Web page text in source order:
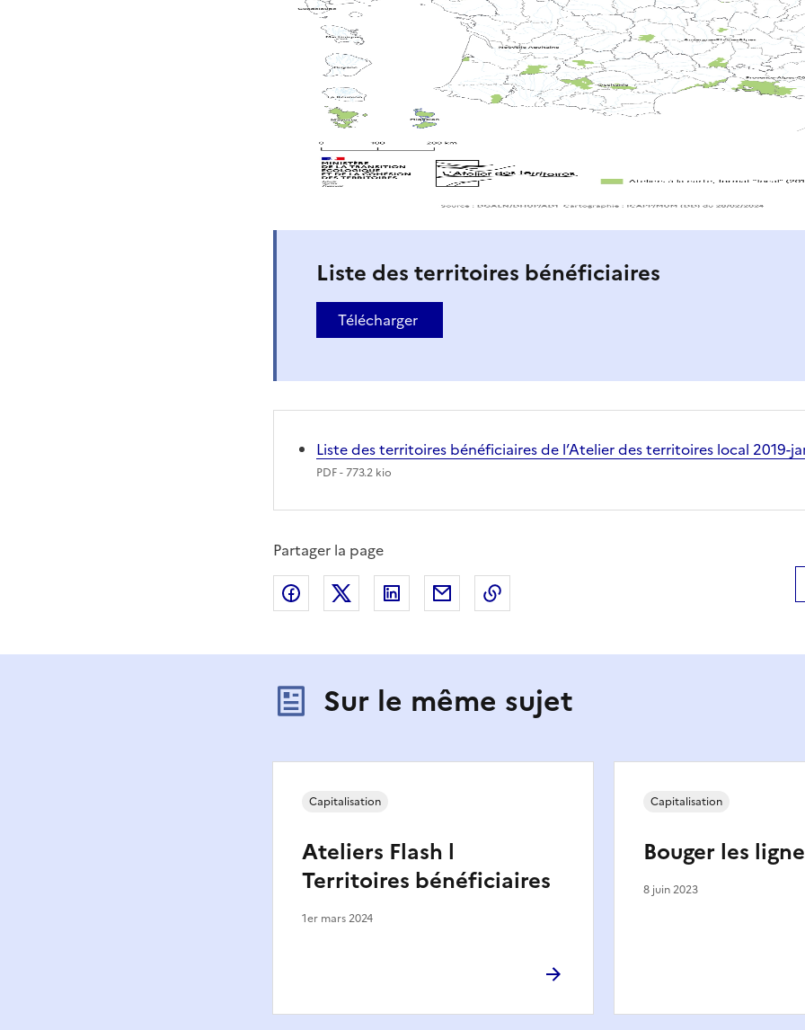
Liste des territoires bénéficiaires
Télécharger
Liste des territoires bénéficiaires de l’Atelier des territoires local 2019-
PDF- 773.2 kio
Partager la page
Partager sur Facebook
Partager sur XPartager sur LinkedIn
Partager par emailCopier le lien de la page dans le presse-
Sur le même sujet
Ateliers Flash l
Territoires bénéficiaires
Capitalisation
1er mars 2024
Bouger les
Capitalisation
8 juin 2023